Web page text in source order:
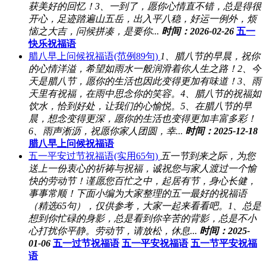
获美好的回忆！3、一到了，愿你心情直不错，总是得很
开心，足迹踏遍山五岳，出入平八稳，好运一例外，烦
恼之大吉，问候拼凑，是要你... 时间：2026-02-26 五一
快乐祝福语
腊八早上问候祝福语(范例89句) 1、腊八节的早晨，祝你
的心情洋溢，希望如雨水一般润滑着你人生之路！2、今
天是腊八节，愿你的生活也因此变得更加有味道！3、雨
天里有祝福，在雨中思念你的笑容。4、腊八节的祝福如
饮水，恰到好处，让我们的心愉悦。5、在腊八节的早
晨，想念变得更深，愿你的生活也变得更加丰富多彩！
6、雨声淅沥，祝愿你家人团圆，幸... 时间：2025-12-18
腊八早上问候祝福语
五一平安过节祝福语(实用65句) 五一节到来之际，为您
送上一份衷心的祈祷与祝福，诚祝您与家人渡过一个愉
快的劳动节！谨愿您百忙之中，起居有节，身心长健，
事事常顺！下面小编为大家整理的五一最好的祝福语
（精选65句），仅供参考，大家一起来看看吧。1、总是
想到你忙碌的身影，总是看到你辛苦的背影，总是不小
心打扰你平静。劳动节，请放松，休息... 时间：2025-
01-06 五一过节祝福语 五一平安祝福语 五一节平安祝福
语